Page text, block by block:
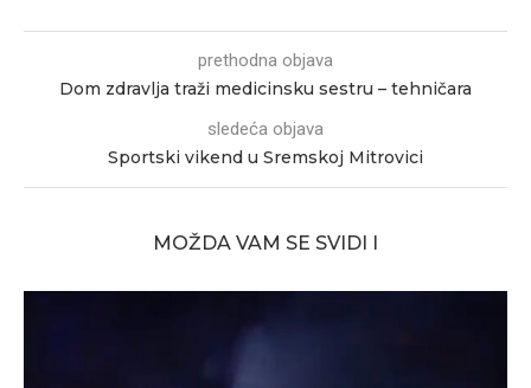
prethodna objava
Dom zdravlja traži medicinsku sestru – tehničara
sledeća objava
Sportski vikend u Sremskoj Mitrovici
MOŽDA VAM SE SVIDI I